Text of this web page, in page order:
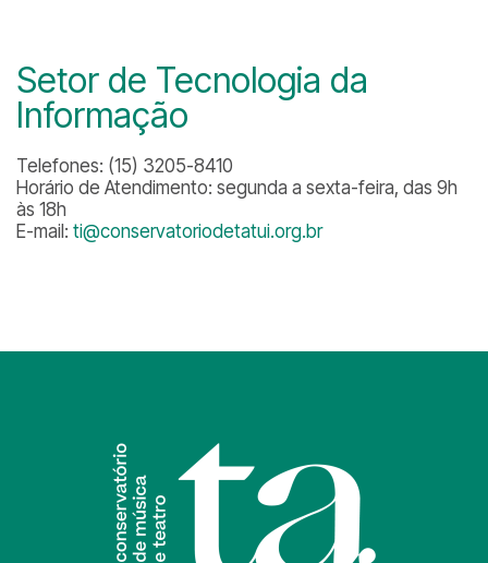
Setor de Tecnologia da
Informação
Telefones: (15) 3205-8410
Horário de Atendimento: segunda a sexta-feira, das 9h
às 18h
E-mail: ti@conservatoriodetatui.org.br